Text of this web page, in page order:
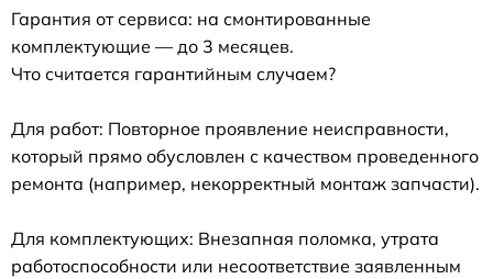
Гарантия от сервиса: на смонтированные
комплектующие — до 3 месяцев.
Что считается гарантийным случаем?
Для работ: Повторное проявление неисправности,
который прямо обусловлен с качеством проведенного
ремонта (например, некорректный монтаж запчасти).
Для комплектующих: Внезапная поломка, утрата
работоспособности или несоответствие заявленным